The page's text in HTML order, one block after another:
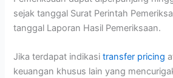
sejak tanggal Surat Perintah
tanggal Laporan Hasil Pemeriksaan.
Jika terdapat indikasitransfer pricing
keuangan khusus lain yang